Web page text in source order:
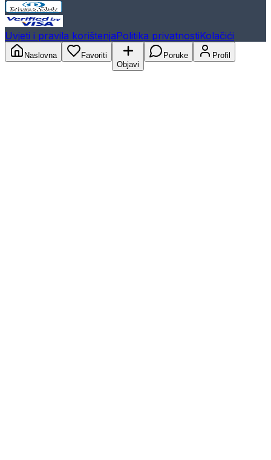
Uvjeti i pravila korištenjaPolitika privatnostiKolačići
Naslovna
Favoriti
Objavi
Poruke Profil